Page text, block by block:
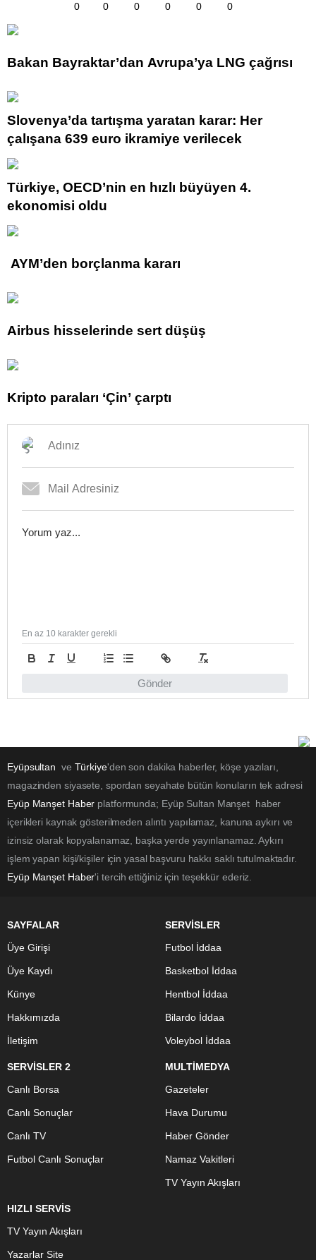
0 0 0 0 0 0
Bakan Bayraktar’dan Avrupa’ya LNG çağrısı
Slovenya’da tartışma yaratan karar: Her
çalışana 639 euro ikramiye verilecek
Türkiye, OECD’nin en hızlı büyüyen 4.
ekonomisi oldu
AYM’den borçlanma kararı
Airbus hisselerinde sert düşüş
Kripto paraları ‘Çin’ çarptı
Gönder
En az 10 karakter gerekli
Eyüpsultan ve Türkiye'den son dakika haberler, köşe yazıları,
magazinden siyasete, spordan seyahate bütün konuların tek adresi
Eyüp Manşet Haber platformunda; Eyüp Sultan Manşet haber
içerikleri kaynak gösterilmeden alıntı yapılamaz, kanuna aykırı ve
izinsiz olarak kopyalanamaz, başka yerde yayınlanamaz. Aykırı
işlem yapan kişi/kişiler için yasal başvuru hakkı saklı tutulmaktadır.
Eyüp Manşet Haber'i tercih ettiğiniz için teşekkür ederiz.
SAYFALAR
Üye Girişi
Üye Kaydı
Künye
Hakkımızda
İletişim
SERVİSLER
Futbol İddaa
Basketbol İddaa
Hentbol İddaa
Bilardo İddaa
Voleybol İddaa
SERVİSLER 2
Canlı Borsa
Canlı Sonuçlar
Canlı TV
Futbol Canlı Sonuçlar
MULTİMEDYA
Gazeteler
Hava Durumu
Haber Gönder
Namaz Vakitleri
TV Yayın Akışları
HIZLI SERVİS
TV Yayın Akışları
Yazarlar Site